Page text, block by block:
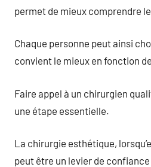
permet de mieux comprendre
Chaque personne peut ainsi
convient le mieux en fonction
Faire appel à un chirurgien
une étape essentielle.
La chirurgie esthétique,
peut être un levier de